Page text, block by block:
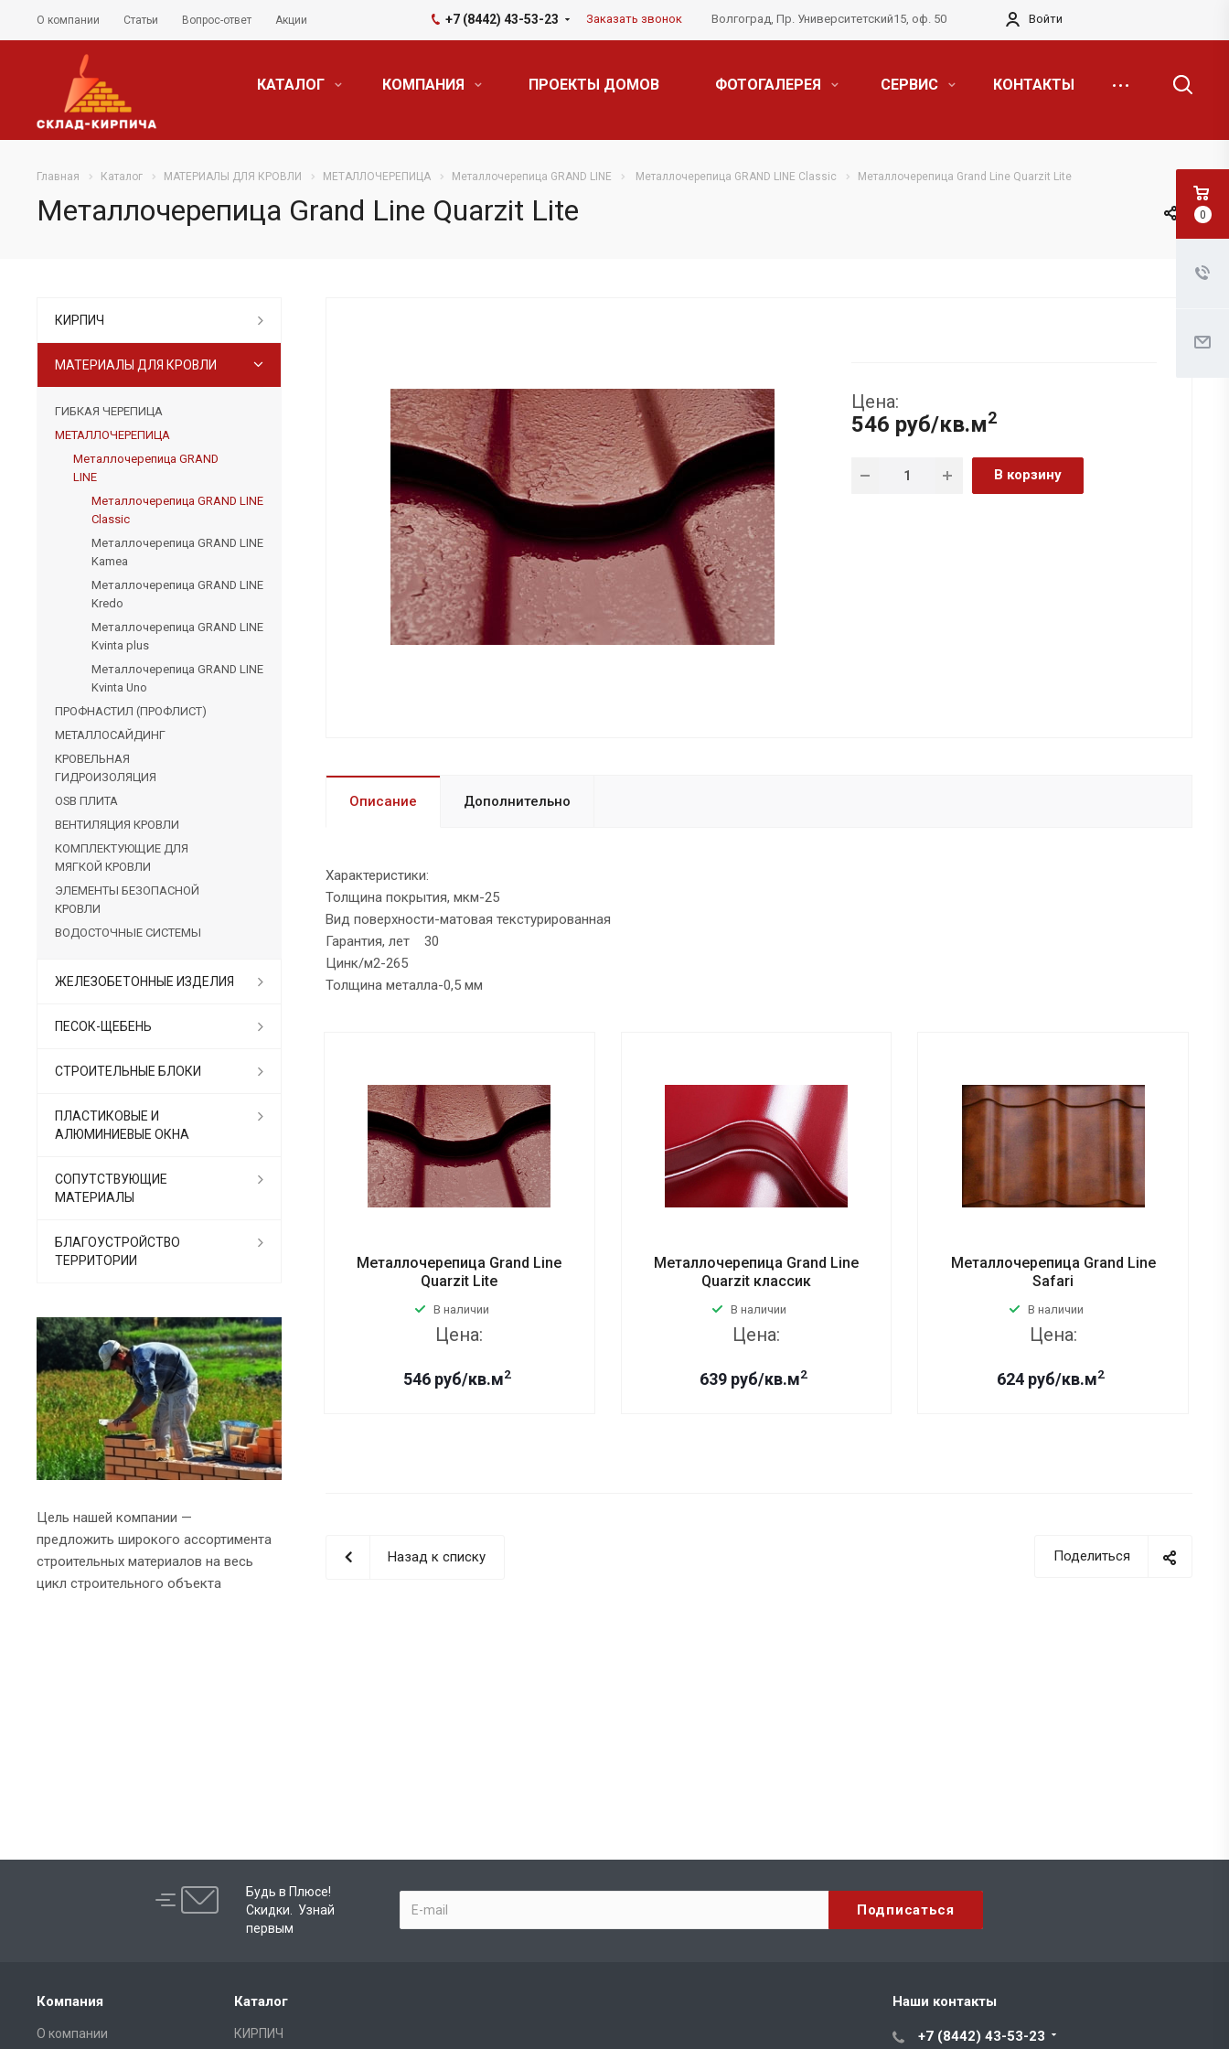
О компании Статьи Вопрос-ответ Акции +7 (8442) 43-53-23 Заказать звонок Волгоград, Пр. Университетский15, оф. 50 Войти
КАТАЛОГ КОМПАНИЯ ПРОЕКТЫ ДОМОВ ФОТОГАЛЕРЕЯ СЕРВИС КОНТАКТЫ
Главная Каталог МАТЕРИАЛЫ ДЛЯ КРОВЛИ МЕТАЛЛОЧЕРЕПИЦА Металлочерепица GRAND LINE Металлочерепица GRAND LINE Classic Металлочерепица Grand Line Quarzit Lite
Металлочерепица Grand Line Quarzit Lite
Цена:
546 руб/кв.м2
В корзину
Описание Дополнительно
Характеристики:
Толщина покрытия, мкм-25
Вид поверхности-матовая текстурированная
Гарантия, лет 30
Цинк/м2-265
Толщина металла-0,5 мм
Металлочерепица Grand Line
Quarzit Lite
В наличии
Цена:
546 руб/кв.м2
Металлочерепица Grand Line
Quarzit классик
В наличии
Цена:
639 руб/кв.м2
Металлочерепица Grand Line
Safari
В наличии
Цена:
624 руб/кв.м2
Поделиться
Назад к списку
КИРПИЧ
МАТЕРИАЛЫ ДЛЯ КРОВЛИ
ГИБКАЯ ЧЕРЕПИЦА
МЕТАЛЛОЧЕРЕПИЦА
Металлочерепица GRAND
LINE
Металлочерепица GRAND LINE
Classic
Металлочерепица GRAND LINE
Kamea
Металлочерепица GRAND LINE
Kredo
Металлочерепица GRAND LINE
Kvinta plus
Металлочерепица GRAND LINE
Kvinta Uno
ПРОФНАСТИЛ (ПРОФЛИСТ)
МЕТАЛЛОСАЙДИНГ
КРОВЕЛЬНАЯ
ГИДРОИЗОЛЯЦИЯ
OSB ПЛИТА
ВЕНТИЛЯЦИЯ КРОВЛИ
КОМПЛЕКТУЮЩИЕ ДЛЯ
МЯГКОЙ КРОВЛИ
ЭЛЕМЕНТЫ БЕЗОПАСНОЙ
КРОВЛИ
ВОДОСТОЧНЫЕ СИСТЕМЫ
ЖЕЛЕЗОБЕТОННЫЕ ИЗДЕЛИЯ
ПЕСОК-ЩЕБЕНЬ
СТРОИТЕЛЬНЫЕ БЛОКИ
ПЛАСТИКОВЫЕ И
АЛЮМИНИЕВЫЕ ОКНА
СОПУТСТВУЮЩИЕ
МАТЕРИАЛЫ
БЛАГОУСТРОЙСТВО
ТЕРРИТОРИИ
Цель нашей компании —
предложить широкого ассортимента
строительных материалов на весь
цикл строительного объекта
Будь в Плюсе!
Скидки. Узнай
первым
Компания
О компании
Каталог
КИРПИЧ
Наши контакты
+7 (8442) 43-53-23
0